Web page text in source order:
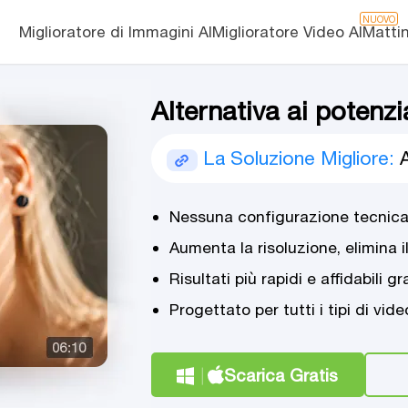
Miglioratore di Immagini AIMiglioratore Video AI
NUOVO
Alternativa ai
La Soluzione Migliore:
Nessuna configurazione
Aumenta la risoluzione, elimina
Risultati più rapidi e affidabili
Progettato per tutti i tipi di
Scarica Gratis